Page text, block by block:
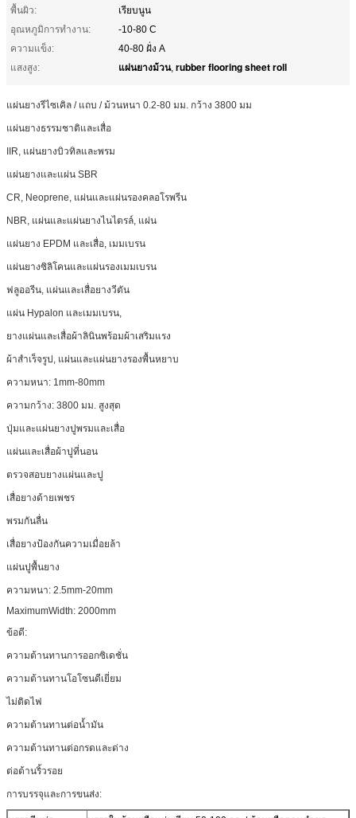
พื้นผิว:
เรียบนูน
อุณหภูมิการทำงาน:
-10-80 C
ความแข็ง:
40-80 ฝั่ง A
แสงสูง:
แผ่นยางม้วน, rubber flooring sheet roll
แผ่นยางรีไซเคิล / แถบ / ม้วนหนา 0.2-80 มม. กว้าง 3800 มม
แผ่นยางธรรมชาติและเสื่อ
IIR, แผ่นยางบิวทิลและพรม
แผ่นยางและแผ่น SBR
CR, Neoprene, แผ่นและแผ่นรองคลอโรพรีน
NBR, แผ่นและแผ่นยางไนไตรล์, แผ่น
แผ่นยาง EPDM และเสื่อ, เมมเบรน
แผ่นยางซิลิโคนและแผ่นรองเมมเบรน
ฟลูออรีน, แผ่นและเสื่อยางวีตัน
แผ่น Hypalon และเมมเบรน,
ยางแผ่นและเสื่อผ้าลินินพร้อมผ้าเสริมแรง
ผ้าสำเร็จรูป, แผ่นและแผ่นยางรองพื้นหยาบ
ความหนา: 1mm-80mm
ความกว้าง: 3800 มม. สูงสุด
ปุ่มและแผ่นยางปูพรมและเสื่อ
แผ่นและเสื่อผ้าปูที่นอน
ตรวจสอบยางแผ่นและปู
เสื่อยางด้ายเพชร
พรมกันลื่น
เสื่อยางป้องกันความเมื่อยล้า
แผ่นปูพื้นยาง
ความหนา: 2.5mm-20mm
MaximumWidth: 2000mm
ข้อดี:
ความต้านทานการออกซิเดชั่น
ความต้านทานโอโซนดีเยี่ยม
ไม่ติดไฟ
ความต้านทานต่อน้ำมัน
ความต้านทานต่อกรดและด่าง
ต่อต้านริ้วรอย
การบรรจุและการขนส่ง: